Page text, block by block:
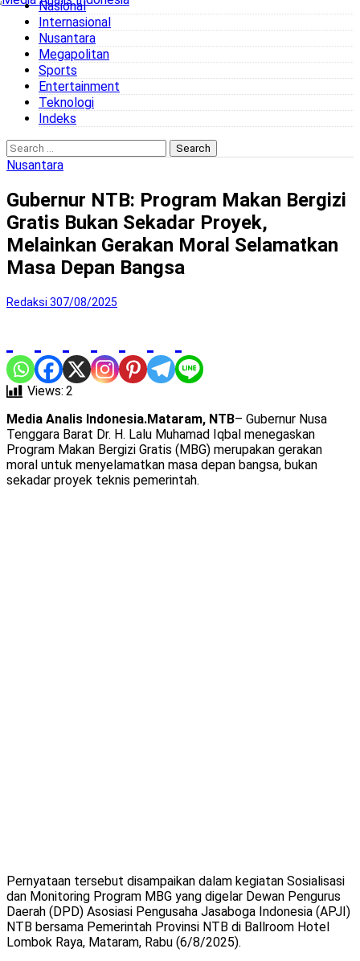
content
Nasional
Internasional
Nusantara
Megapolitan
Sports
Entertainment
Teknologi
Indeks
Search
for:
Nusantara
Gubernur NTB: Program Makan Bergizi
Gratis Bukan Sekadar Proyek,
Melainkan Gerakan Moral Selamatkan
Masa Depan Bangsa
Redaksi 307/08/2025
Views: 2
Media Analis Indonesia.Mataram, NTB– Gubernur Nusa
Tenggara Barat Dr. H. Lalu Muhamad Iqbal menegaskan
Program Makan Bergizi Gratis (MBG) merupakan gerakan
moral untuk menyelamatkan masa depan bangsa, bukan
sekadar proyek teknis pemerintah.
Pernyataan tersebut disampaikan dalam kegiatan Sosialisasi
dan Monitoring Program MBG yang digelar Dewan Pengurus
Daerah (DPD) Asosiasi Pengusaha Jasaboga Indonesia (APJI)
NTB bersama Pemerintah Provinsi NTB di Ballroom Hotel
Lombok Raya, Mataram, Rabu (6/8/2025).